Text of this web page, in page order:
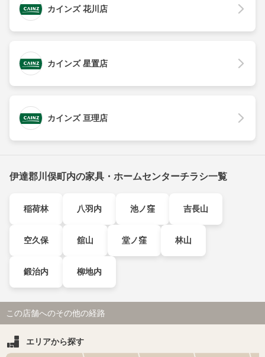
カインズ 花川店
カインズ 星置店
カインズ 亘理店
伊達郡川俣町内の家具・ホームセンターチラシ一覧
稲荷林 八羽内 池ノ窪 吉長山
空久保 舘山 堂ノ窪 林山
鍛治内 柳地内
この店舗へのその他の経路
エリアから探す